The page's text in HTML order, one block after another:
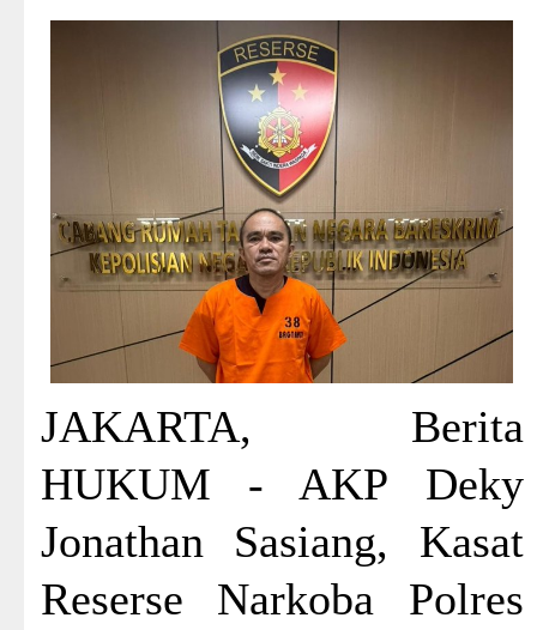
JAKARTA, Berita
HUKUM - AKP Deky
Jonathan Sasiang, Kasat
Reserse Narkoba Polres